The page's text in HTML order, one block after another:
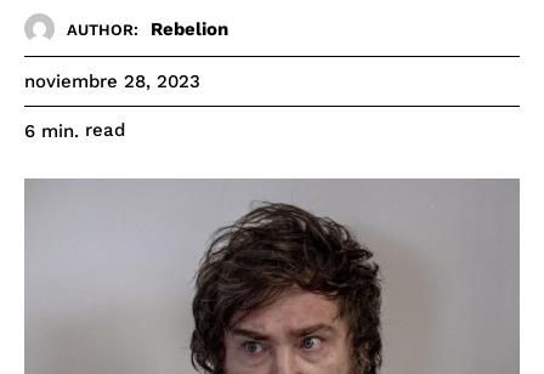
AUTHOR: Rebelion
noviembre 28, 2023
6 min. read